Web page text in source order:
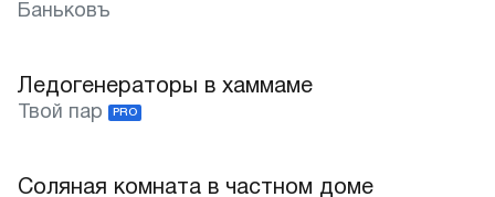
Ростов-на-Дону
Баньковъ
Ледогенераторы в хаммаме
Твой пар PRO
Соляная комната в частном доме